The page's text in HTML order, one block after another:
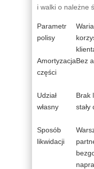
i walki o należne
Parametr
polisy
Amortyzacja
części
Bez
Udział
własny
Brak
stały
Sposób
likwidacji